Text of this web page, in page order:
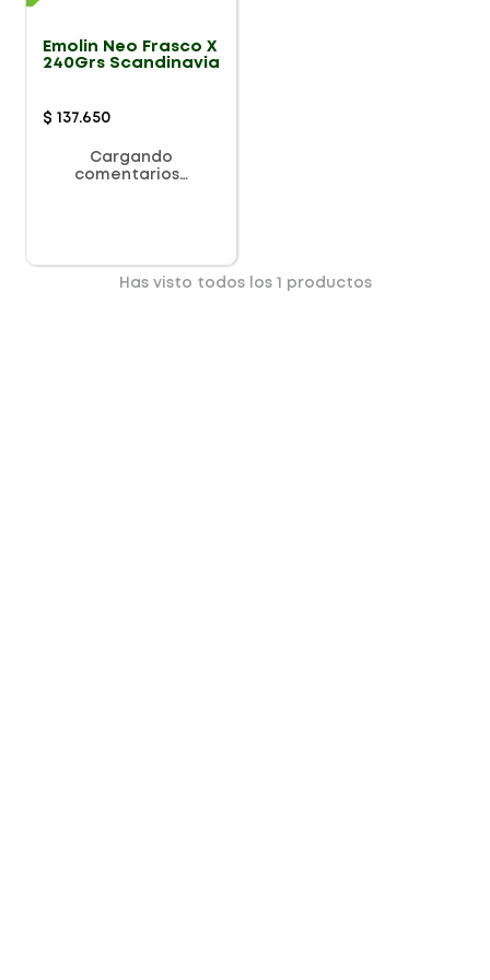
Emolin Neo Frasco X
240Grs Scandinavia
$ 137.650
Cargando
comentarios…
Has visto todos los productos